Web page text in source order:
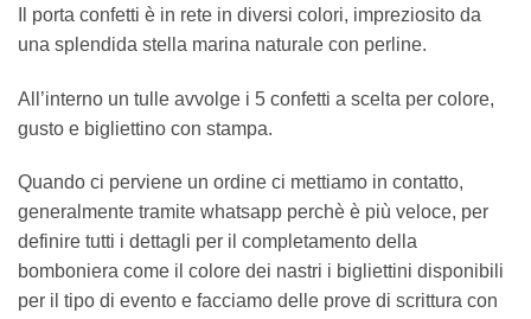
Il porta confetti è in rete in diversi colori, impreziosito da
una splendida stella marina naturale con perline.
All’interno un tulle avvolge i 5 confetti a scelta per colore,
gusto e bigliettino con stampa.
Quando ci perviene un ordine ci mettiamo in contatto,
generalmente tramite whatsapp perchè è più veloce, per
definire tutti i dettagli per il completamento della
bomboniera come il colore dei nastri i bigliettini disponibili
per il tipo di evento e facciamo delle prove di scrittura con